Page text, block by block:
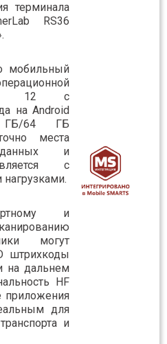
терминала
RS36
мобильный
12 с
на Android
64 ГБ
места
и
с
и
могут
штрихкоды
на дальнем
HF
приложения
для
и